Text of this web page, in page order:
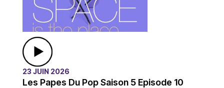
23 JUIN 2026
Les Papes Du Pop Saison 5 Episode 10